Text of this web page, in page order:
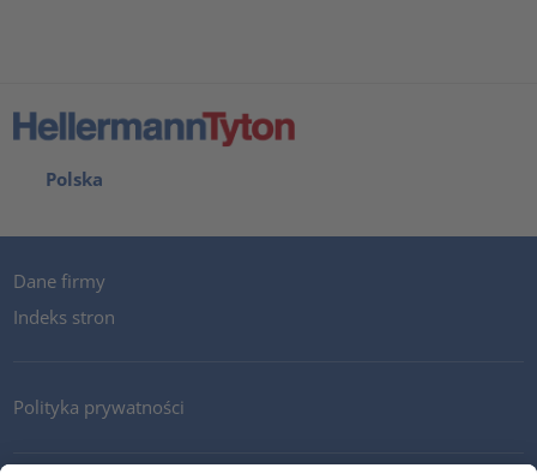
Polska
Dane firmy
Indeks stron
Polityka prywatności